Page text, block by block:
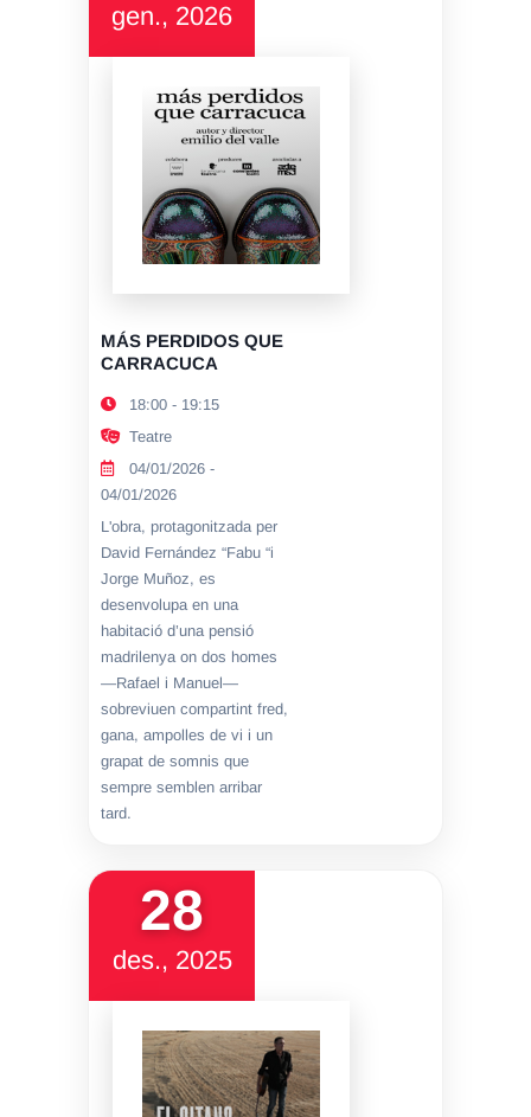
gen., 2026
MÁS PERDIDOS QUE
CARRACUCA
18:00 - 19:15
Teatre
04/01/2026 -
04/01/2026
L'obra, protagonitzada per
David Fernández “Fabu “i
Jorge Muñoz, es
desenvolupa en una
habitació d’una pensió
madrilenya on dos homes
—Rafael i Manuel—
sobreviuen compartint fred,
gana, ampolles de vi i un
grapat de somnis que
sempre semblen arribar
tard.
28
des., 2025